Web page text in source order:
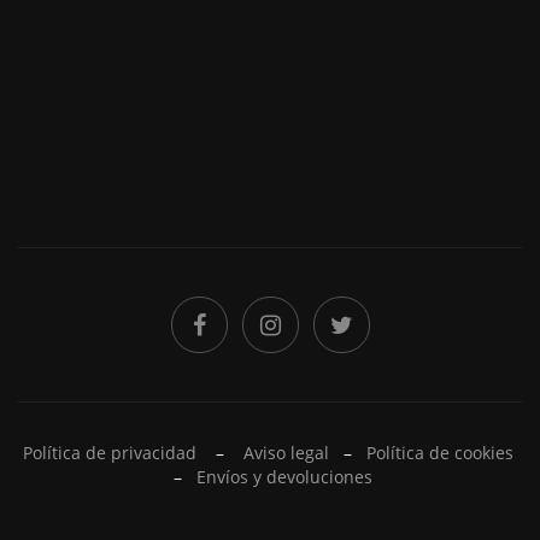
Política de privacidad – Aviso legal – Política de cookies
– Envíos y devoluciones